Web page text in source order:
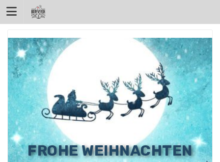
Inhalt
springen
FROHE WEIHNACHTEN